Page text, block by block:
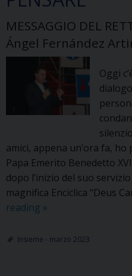
MESSAGGIO DEL
Ángel Fernández
Oggi
amici, appena un’ora fa,
Papa Emerito Benedetto
dopo l’inizio del suo
magnifica Enciclica “Deus
reading C’È
PIÙ
»
Insieme - marzo 2023